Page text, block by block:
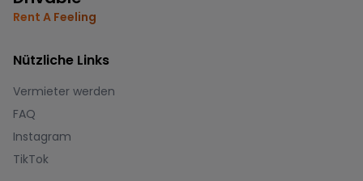
Rent A Feeling
Nützliche Links
Vermieter werden
FAQ
Instagram
TikTok